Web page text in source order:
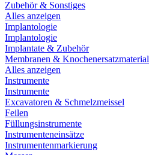
Zubehör & Sonstiges
Alles anzeigen
Implantologie
Implantologie
Implantate & Zubehör
Membranen & Knochenersatzmaterial
Alles anzeigen
Instrumente
Instrumente
Excavatoren & Schmelzmeissel
Feilen
Füllungsinstrumente
Instrumenteneinsätze
Instrumentenmarkierung